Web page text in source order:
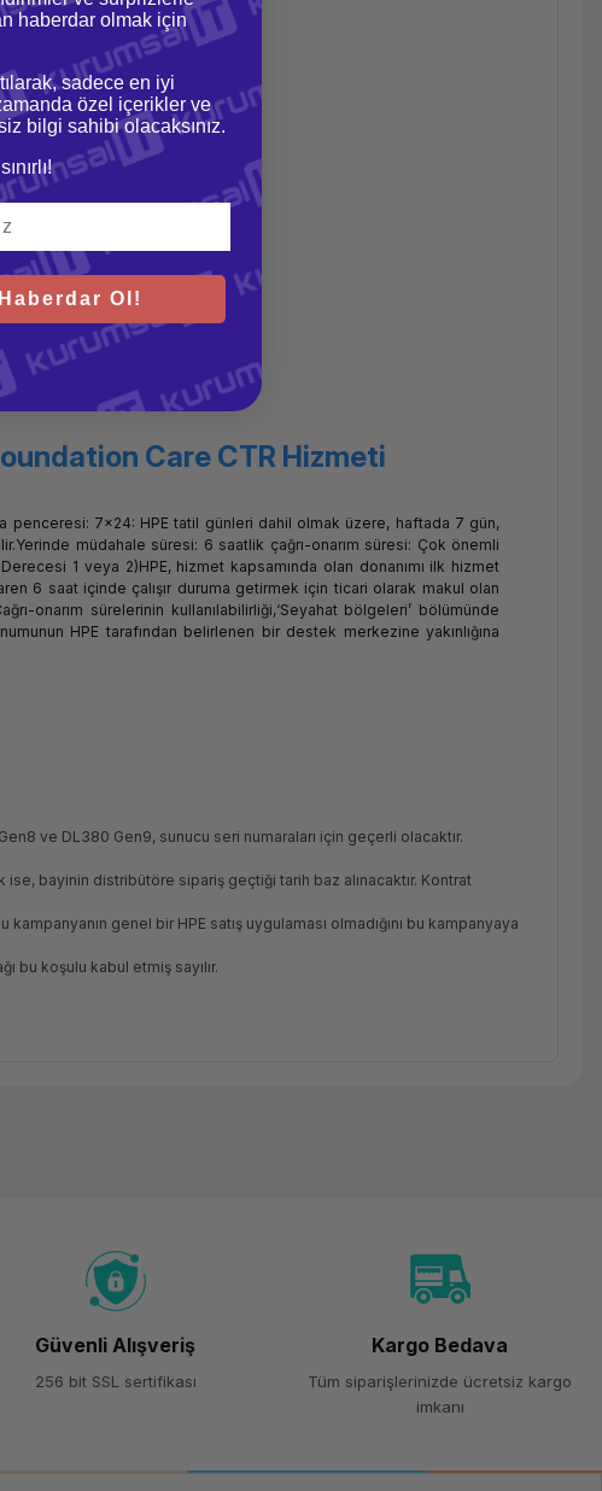
Care CTR Hizmeti
penceresi: 7x24: HPE tatil günleri dahil olmak üzere, haftada 7 gün,
müdahale süresi: 6 saatlik çağrı-onarım süresi: Çok önemli
1 veya 2)HPE, hizmet kapsamında olan donanımı ilk hizmet
6 saat içinde çalışır duruma getirmek için ticari olarak makul olan
onarım sürelerinin kullanılabilirliği,‘Seyahat bölgeleri’ bölümünde
HPE tarafından belirlenen bir destek merkezine yakınlığına
ve DL380 Gen9, sunucu seri numaraları için geçerli olacaktır.
ise, bayinin distribütöre sipariş geçtiği tarih baz alınacaktır. Kontrat
genel bir HPE satış uygulaması olmadığını bu kampanyaya
bu koşulu kabul etmiş sayılır.
Güvenli Alışveriş
256 bit SSL sertifikası
Kargo Bedava
Tüm siparişlerinizde ücretsiz kargo
imkanı
haberdar olmak için
sadece en iyi
özel içerikler ve
bilgi sahibi olacaksınız.
Ol!